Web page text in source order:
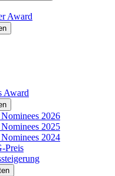
Award
Award
2026
2025
2024
Preis